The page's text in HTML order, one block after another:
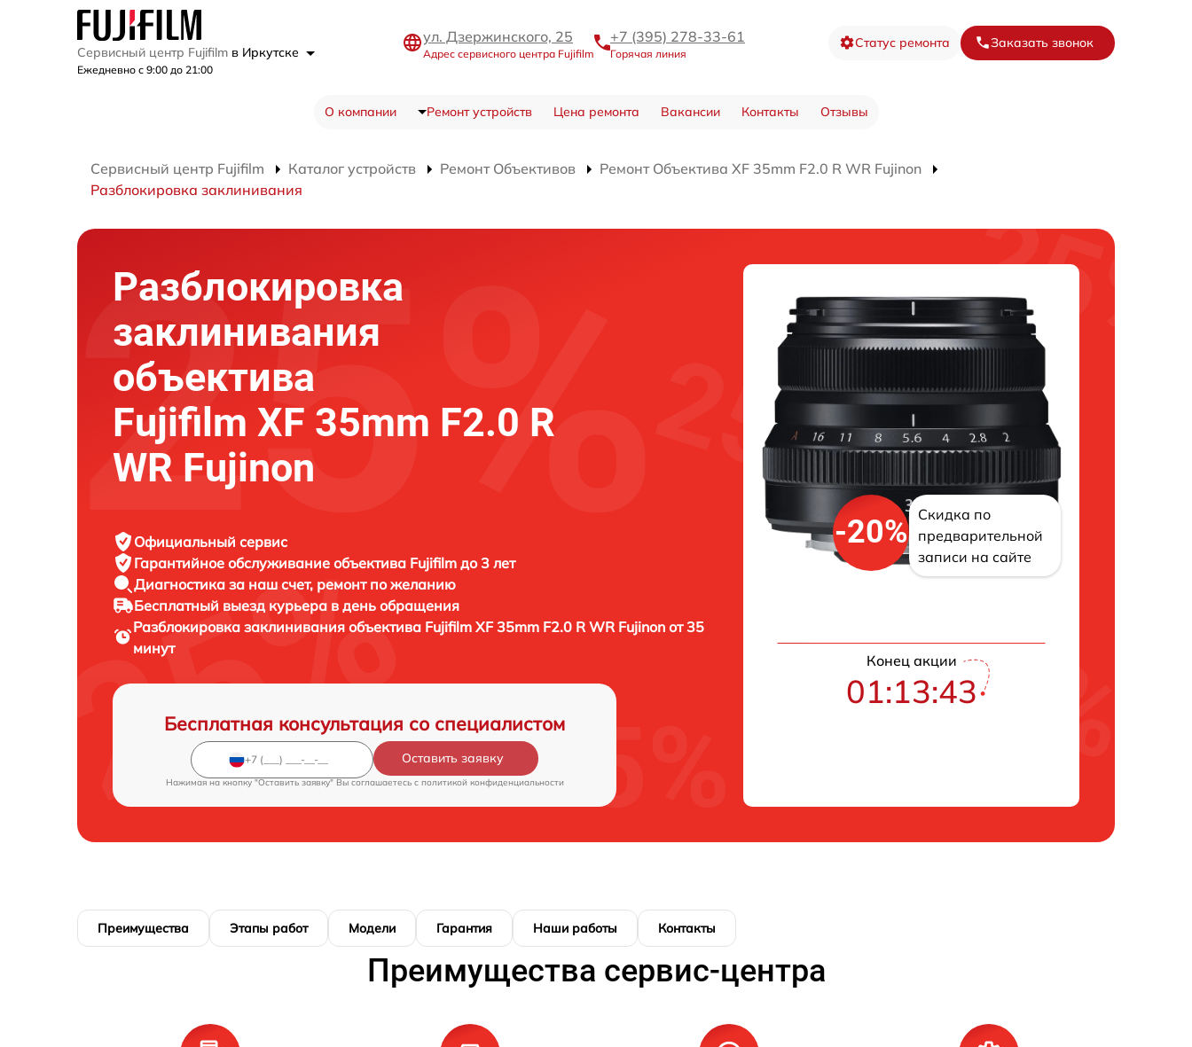
Сервисный центр Fujifilm в Иркутске
Ежедневно с 9:00 до 21:00
ул. Дзержинского, 25
Адрес сервисного центра Fujifilm
+7 (395) 278-33-61
Горячая линия
Статус ремонта Заказать звонок
О компании Ремонт устройств Цена ремонта Вакансии Контакты Отзывы
Сервисный центр Fujifilm Каталог устройств Ремонт Объективов
Ремонт Объектива XF 35mm F2.0 R WR Fujinon
Разблокировка заклинивания
Разблокировка
заклинивания
объектива
Fujifilm XF 35mm F2.0 R
WR Fujinon
Официальный сервис
Гарантийное обслуживание объектива Fujifilm до 3 лет
Диагностика за наш счет, ремонт по желанию
Бесплатный выезд курьера в день обращения
Разблокировка заклинивания объектива Fujifilm XF 35mm F2.0 R WR Fujinon от 35
минут
Бесплатная консультация со специалистом
Оставить заявку
Нажимая на кнопку "Оставить заявку" Вы соглашаетесь c политикой конфиденциальности
-20%
Скидка по
предварительной
записи на сайте
Конец акции
01:13:42
Преимущества Этапы работ Модели Гарантия Наши работы Контакты
Преимущества сервис-центра